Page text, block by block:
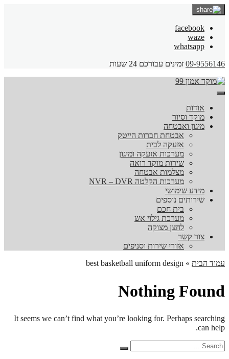
facebook
waze
whatsapp
09-9556146 זמינים עבורכם 24 שעות
אודות
מוקד וסיור
מיגון ואבטחה
אבטחת חברות הייטק
אזעקה לבית
מערכות אזעקה ומיגון
שירות מוקד רואה
מצלמות אבטחה
מערכות הקלטה NVR – DVR
מידע שימושי
שירותים נוספים
בית חכם
מערכת גילוי אש
לחצן מצוקה
צור קשר
אזורי שירות וסניפים
עמוד הבית »
best basketball uniform design
Nothing Found
It seems we can’t find what you’re looking for. Perhaps searching
can help.
Search
for:
Search